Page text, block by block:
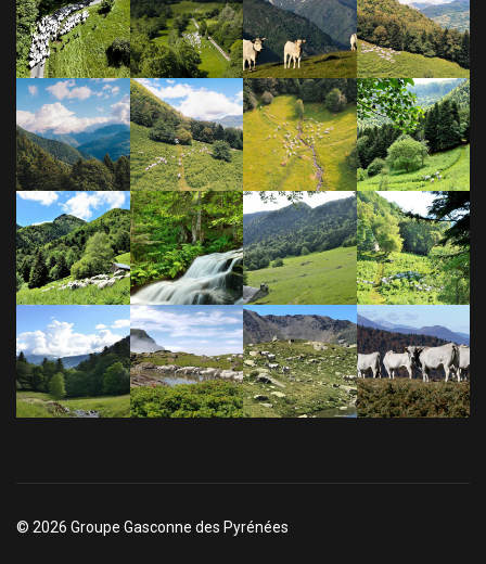
© 2026 Groupe Gasconne des Pyrénées